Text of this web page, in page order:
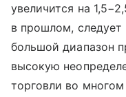
увеличится на
в прошлом,
большой диапазон
высокую
торговли во